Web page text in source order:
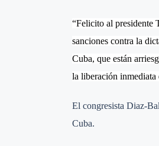
“Felicito al presidente
sanciones contra la
Cuba, que están
la liberación inmediata
El congresista Diaz-
Cuba.